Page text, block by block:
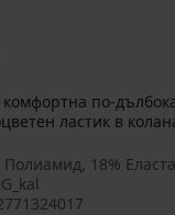
по-
ластик в
Полиамид, 18%